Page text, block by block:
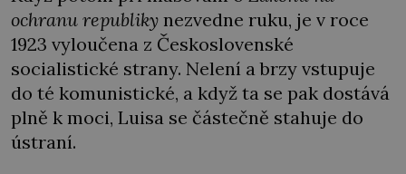
ochranu republiky nezvedne ruku, je v roce
1923 vyloučena z Československé
socialistické strany. Nelení a brzy vstupuje
do té komunistické, a když ta se pak dostává
plně k moci, Luisa se částečně stahuje do
ústraní.